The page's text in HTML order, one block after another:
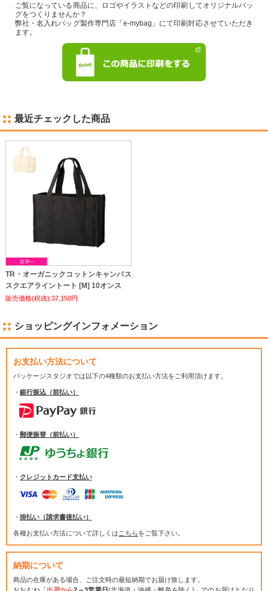
ご覧になっている商品に、ロゴやイラストなどの印刷してオリジナルバッ
グをつくりませんか？
弊社・名入れバッグ製作専門店「e-mybag」にて印刷対応させていただき
ます。
最近チェックした商品
TR・オーガニックコットンキャンバス
スクエアライントート [M] 10オンス
販売価格(税抜):37,150円
ショッピングインフォメーション
お支払い方法について
パッケージスタジオでは以下の4種類のお支払い方法をご利用頂けます。
・ 銀行振込（前払い）
・ 郵便振替（前払い）
・ クレジットカード支払い
・ 掛払い（請求書後払い）
各種お支払い方法について詳しくは こちらをご覧下さい。
納期について
商品の在庫がある場合、ご注文時の最短納期でお届け致します。